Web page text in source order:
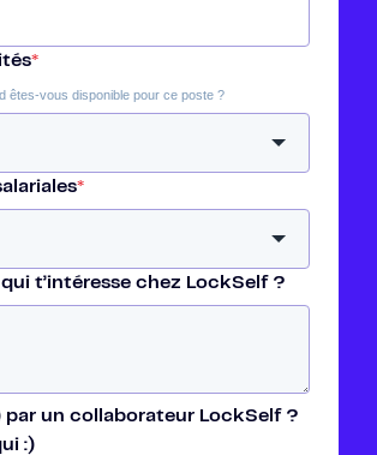
*
êtes-vous disponible pour ce poste ?
*
qui t’intéresse chez LockSelf ?
par un collaborateur LockSelf ?
:)